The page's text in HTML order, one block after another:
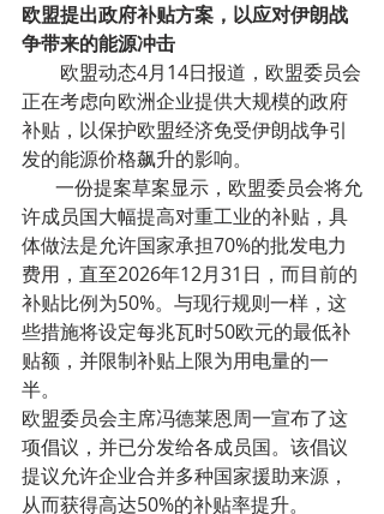
欧盟提出政府补贴方案，以应对伊朗战
争带来的能源冲击
正在考虑向欧洲企业提供大规模的政府
补贴，以保护欧盟经济免受伊朗战争引
发的能源价格飙升的影响。
许成员国大幅提高对重工业的补贴，具
体做法是允许国家承担70%的批发电力
费用，直至2026年12月31日，而目前的
补贴比例为50%。与现行规则一样，这
些措施将设定每兆瓦时50欧元的最低补
贴额，并限制补贴上限为用电量的一
半。
欧盟委员会主席冯德莱恩周一宣布了这
项倡议，并已分发给各成员国。该倡议
提议允许企业合并多种国家援助来源，
从而获得高达50%的补贴率提升。